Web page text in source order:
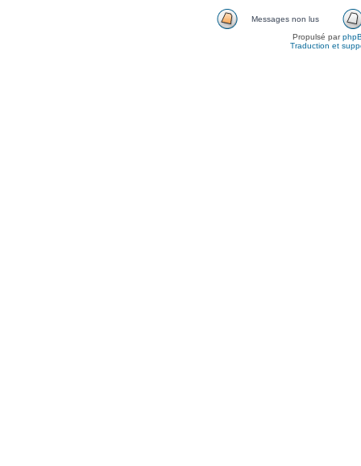
Messages non lus
Propulsé par
Traduction et